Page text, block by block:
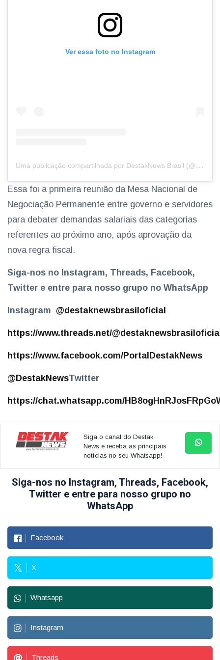
Ver essa foto no Instagram
U
ma publicação compartilhada por DestakNews Brasil (@destaknewsbrasiloficial)
Essa foi a primeira reunião da Mesa Nacional de
Negociação Permanente entre governo e servidores
para debater demandas salariais das categorias
referentes ao próximo ano, após aprovação da
nova regra fiscal.
Siga-nos no Instagram, Threads, Facebook,
Twitter e entre para nosso grupo no WhatsApp
Instagram @destaknewsbrasiloficial
https://www.threads.net/
https://www.facebook.com/PortalDestakNews
@DestakNewsTwitter
https://chat.whatsapp.com/
Siga o canal do Destak
News e receba as principais
notícias no seu Whatsapp!
Siga-nos no Instagram, Threads, Facebook,
Twitter e entre para nosso grupo no
WhatsApp
Facebook
X
Whatsapp
Instagram
Threads